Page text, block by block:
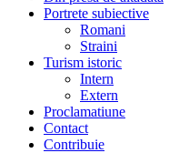
Portrete subiective
Romani
Straini
Turism istoric
Intern
Extern
Proclamatiune
Contact
Contribuie